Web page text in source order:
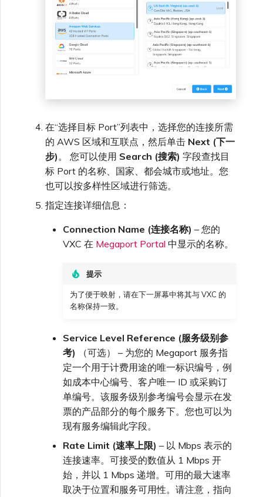
在“选择目标 Port”列表中，选择您的连接所需
的 AWS 区域和互联点，然后单击 Next (下一
步)。 您可以使用 Search (搜索) 字段查找目
标 Port 的名称、国家、都会城市或地址。您
也可以按多样性区域进行筛选。
指定连接详细信息：
Connection Name (连接名称) – 您的
VXC 在 Megaport Portal 中显示的名称。
提示
为了便于映射，请在下一屏幕中将其与 VXC 的
名称保持一致。
Service Level Reference (服务级别参
考) （可选） – 为您的 Megaport 服务指
定一个用于计费用途的唯一标识编号，例
如成本中心编号、客户唯一 ID 或采购订
单编号。该服务级别参考编号会显示在发
票的产品部分的每个服务下。您也可以为
现有服务编辑此字段。
Rate Limit (速率上限) – 以 Mbps 表示的
连接速率。可接受的数值从 1 Mbps 开
始，并以 1 Mbps 递增。可用的最大速率
取决于位置和服务可用性。请注意，指向